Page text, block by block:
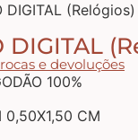
e Florais
de Cozinha
DIGITAL (Relógios)
DIGITAL
e devoluções
100%
0,50X1,50 CM